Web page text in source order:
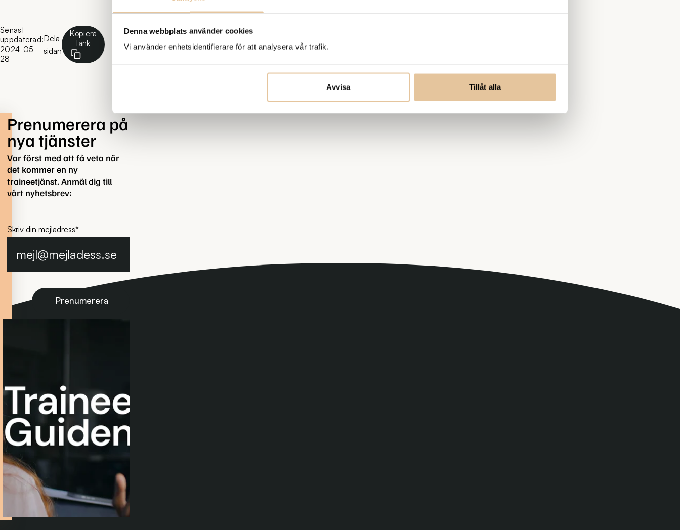
Denna webbplats använder cookies
Vi använder enhetsidentifierare för att analysera vår trafik.
Avvisa Tillåt alla
Senast
uppdaterad:
2024-05-
28
Dela
sidan
Kopiera
länk
Prenumerera på
nya tjänster
Var först med att få veta när
det kommer en ny
traineetjänst. Anmäl dig till
vårt nyhetsbrev:
Skriv din mejladress*
Prenumerera på nyhetsbrevet